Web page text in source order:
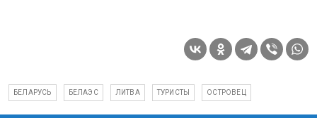
БЕЛАРУСЬ БЕЛАЭС ЛИТВА ТУРИСТЫ ОСТРОВЕЦ